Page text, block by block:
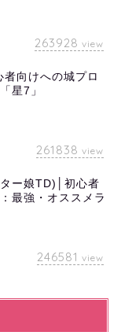
263928 view
向けへの城プロ
星7」
261838 view
ー娘TD)│初心者
最強・オススメラ
246581 view